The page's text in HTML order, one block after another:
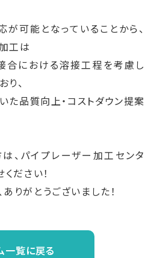
が可能となっていることから、
工は
合における溶接工程を考慮し
、
た品質向上・コストダウン提案
、パイプレーザー加工センタ
ださい！
りがとうございました！
一覧に戻る